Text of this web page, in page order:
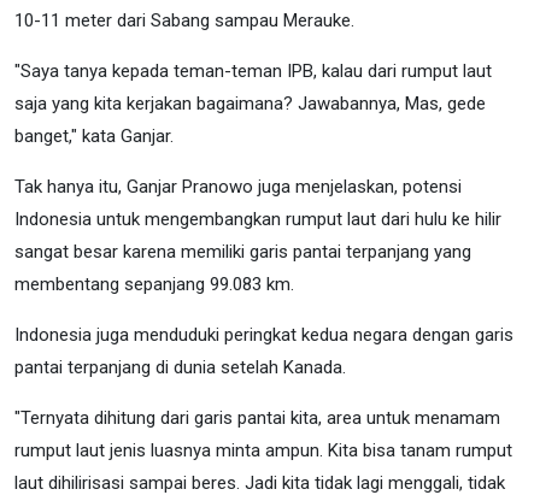
10-11 meter dari Sabang sampau Merauke.
"Saya tanya kepada teman-teman IPB, kalau dari rumput laut
saja yang kita kerjakan bagaimana? Jawabannya, Mas, gede
banget," kata Ganjar.
Tak hanya itu, Ganjar Pranowo juga menjelaskan, potensi
Indonesia untuk mengembangkan rumput laut dari hulu ke hilir
sangat besar karena memiliki garis pantai terpanjang yang
membentang sepanjang 99.083 km.
Indonesia juga menduduki peringkat kedua negara dengan garis
pantai terpanjang di dunia setelah Kanada.
"Ternyata dihitung dari garis pantai kita, area untuk menamam
rumput laut jenis luasnya minta ampun. Kita bisa tanam rumput
laut dihilirisasi sampai beres. Jadi kita tidak lagi menggali, tidak